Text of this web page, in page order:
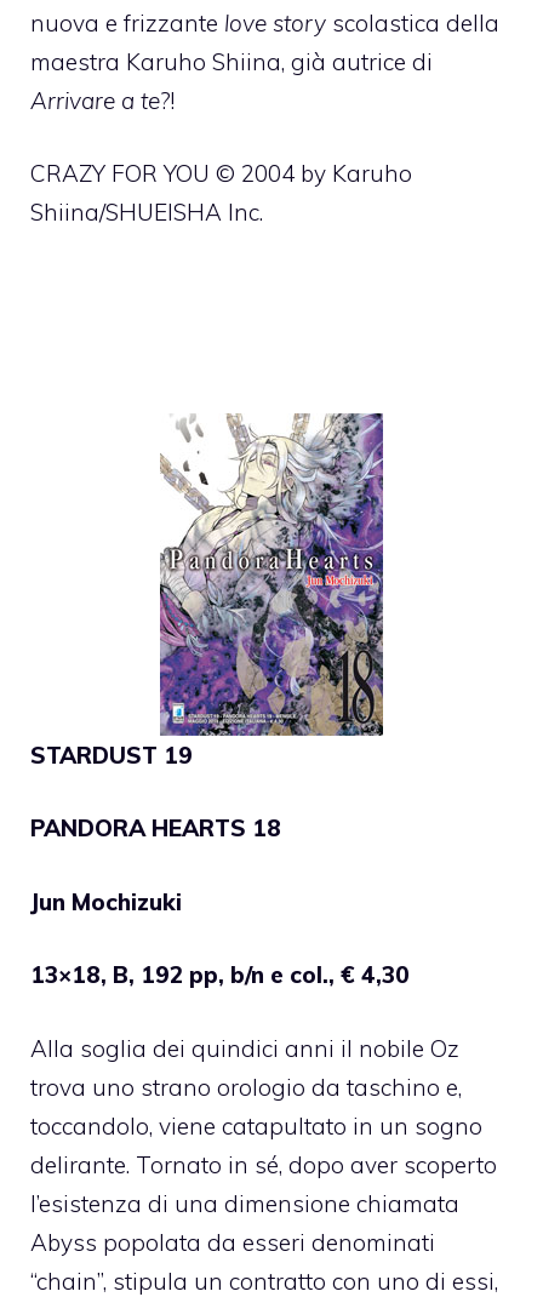
nuova e frizzante love story scolastica della
maestra Karuho Shiina, già autrice di
Arrivare a te?!
CRAZY FOR YOU © 2004 by Karuho
Shiina/SHUEISHA Inc.
STARDUST 19
PANDORA HEARTS 18
Jun Mochizuki
13×18, B, 192 pp, b/n e col., € 4,30
Alla soglia dei quindici anni il nobile Oz
trova uno strano orologio da taschino e,
toccandolo, viene catapultato in un sogno
delirante. Tornato in sé, dopo aver scoperto
l’esistenza di una dimensione chiamata
Abyss popolata da esseri denominati
“chain”, stipula un contratto con uno di essi,